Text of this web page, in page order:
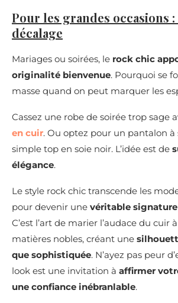
Pour les grandes occasions
décalage
Mariages ou soirées, le rock chic
originalité bienvenue. Pourquoi se
masse quand on peut marquer les
Cassez une robe de soirée trop sage
en cuir. Ou optez pour un pantalon à
simple top en soie noir. L’idée est de
élégance.
Le style rock chic transcende les
pour devenir une véritable
C’est l’art de marier l’audace du cuir
matières nobles, créant une
que sophistiquée. N’ayez pas peur
look est une invitation à affirmer
une confiance inébranlable.